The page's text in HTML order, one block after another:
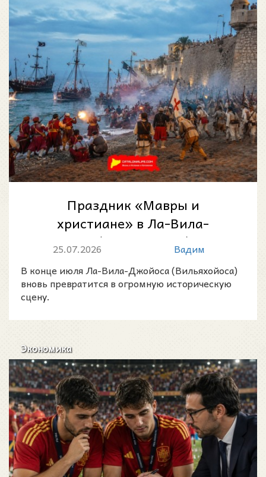
Праздник «Мавры и
христиане» в Ла-Вила-
Джойоса (Вильяхойоса) 2026:
морской десант, парады...
25.07.2026
Вадим
В конце июля Ла-Вила-Джойоса (Вильяхойоса)
вновь превратится в огромную историческую
сцену.
Экономика